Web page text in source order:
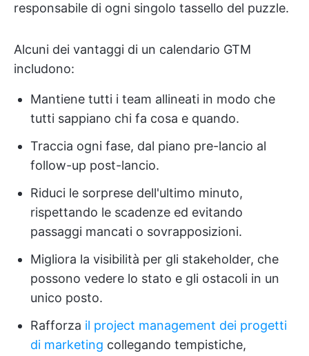
responsabile di ogni singolo tassello del puzzle.
Alcuni dei vantaggi di un calendario GTM
includono:
Mantiene tutti i team allineati in modo che
tutti sappiano chi fa cosa e quando.
Traccia ogni fase, dal piano pre-lancio al
follow-up post-lancio.
Riduci le sorprese dell'ultimo minuto,
rispettando le scadenze ed evitando
passaggi mancati o sovrapposizioni.
Migliora la visibilità per gli stakeholder, che
possono vedere lo stato e gli ostacoli in un
unico posto.
Rafforza il project management dei progetti
di marketing collegando tempistiche,